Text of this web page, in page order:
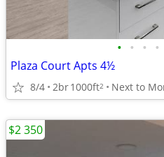
• • • •
Plaza Court Apts 4½
8/4 2br1000ft2 Next to
$2 350